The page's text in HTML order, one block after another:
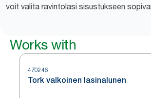
voit valita ravintolasi sisustukseen
Works with
470246
Tork valkoinen lasinalunen